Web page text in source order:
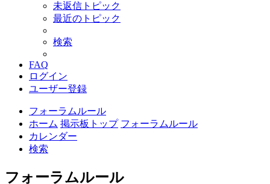
未返信トピック
最近のトピック
検索
FAQ
ログイン
ユーザー登録
フォーラムルール
ホーム 掲示板トップ フォーラムルール
カレンダー
検索
フォーラムルール